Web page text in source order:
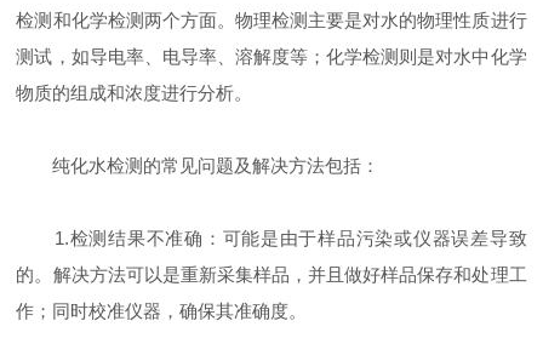
检测和化学检测两个方面。物理检测主要是对水的物理性质进行
测试，如导电率、电导率、溶解度等；化学检测则是对水中化学
物质的组成和浓度进行分析。
纯化水检测的常见问题及解决方法包括：
1.检测结果不准确：可能是由于样品污染或仪器误差导致
的。解决方法可以是重新采集样品，并且做好样品保存和处理工
作；同时校准仪器，确保其准确度。